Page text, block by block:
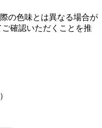
の色味とは異なる場合が
確認いただくことを推